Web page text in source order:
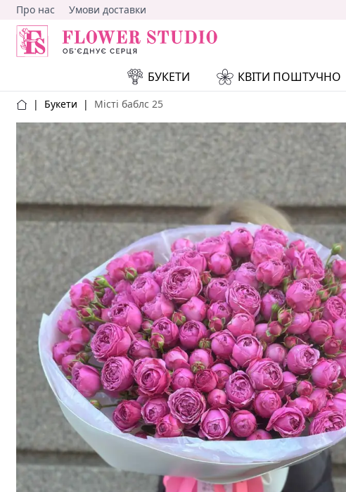
Про нас Умови доставки
БУКЕТИ КВІТИ ПОШТУЧНО
| Букети | Місті баблс 25